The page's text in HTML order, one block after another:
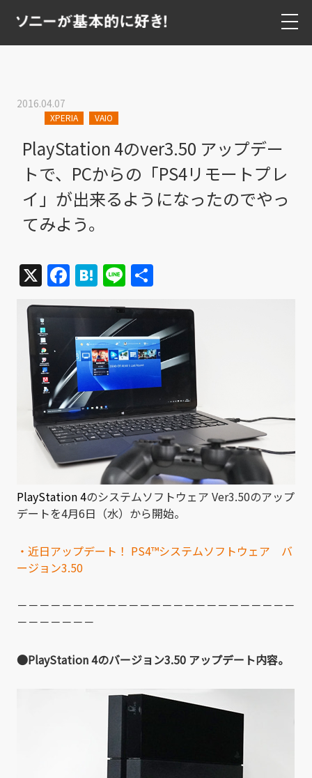
2016.04.07
XPERIA VAIO
PlayStation 4のver3.50 アップデー
トで、PCからの「PS4リモートプレ
イ」が出来るようになったのでやっ
てみよう。
X Facebook
Hatena
Line
PlayStation 4のシステムソフトウェア Ver3.50のアップ
デートを4月6日（水）から開始。
・近日アップデート！ PS4™システムソフトウェア バ
ージョン3.50
－－－－－－－－－－－－－－－－－－－－－－－－－
－－－－－－－
●PlayStation 4のバージョン3.50 アップデート内容。